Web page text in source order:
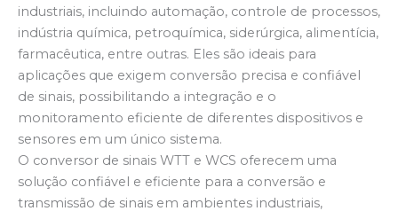
industriais, incluindo automação, controle de processos,
indústria química, petroquímica, siderúrgica, alimentícia,
farmacêutica, entre outras. Eles são ideais para
aplicações que exigem conversão precisa e confiável
de sinais, possibilitando a integração e o
monitoramento eficiente de diferentes dispositivos e
sensores em um único sistema.
O conversor de sinais WTT e WCS oferecem uma
solução confiável e eficiente para a conversão e
transmissão de sinais em ambientes industriais,